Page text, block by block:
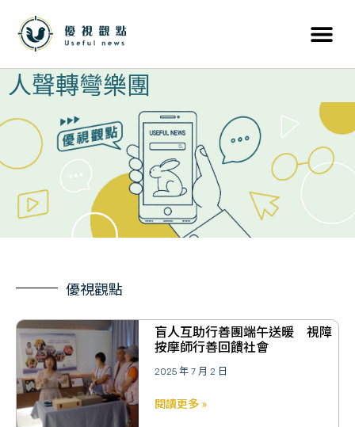
人聲轉彎樂團
優視觀點
盲人互助行善團端午送暖 視障
按摩師行善回饋社會
2025 年 7 月 2 日
閱讀更多 »